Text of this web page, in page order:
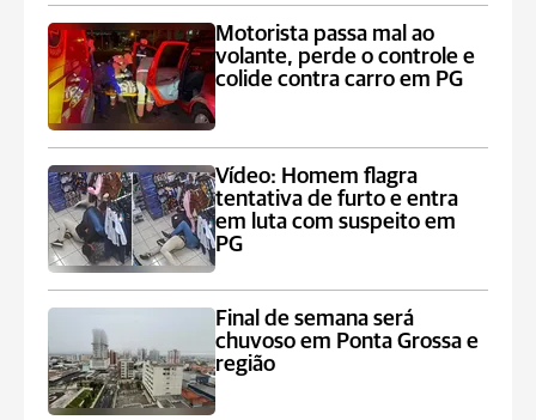
Motorista passa mal ao
volante, perde o controle e
colide contra carro em PG
Vídeo: Homem flagra
tentativa de furto e entra
em luta com suspeito em
PG
Final de semana será
chuvoso em Ponta Grossa e
região